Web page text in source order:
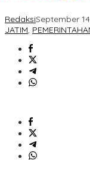
RedaksiSeptember
JATIM,